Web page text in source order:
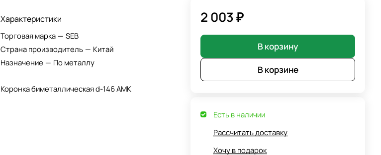
Характеристики
Торговая марка — SEB
Страна производитель — Китай
Назначение — По металлу
Коронка биметаллическая d-146 АМК
2 003 ₽
В корзину
В корзине
Есть в наличии
Рассчитать доставку
Хочу в подарок